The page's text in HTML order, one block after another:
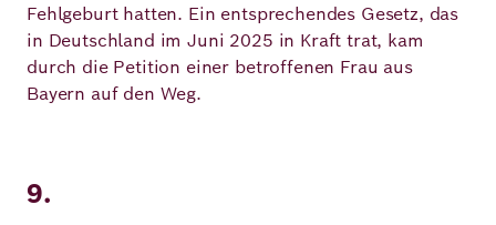
Fehlgeburt hatten. Ein entsprechendes Gesetz, das
in Deutschland im Juni 2025 in Kraft trat, kam
durch die Petition einer betroffenen Frau aus
Bayern auf den Weg.
9.